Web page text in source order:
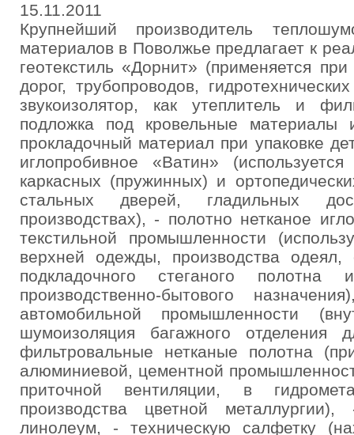
15.11.2011
Крупнейший производитель
материалов в Поволжье предлагает к
геотекстиль «Дорнит» (применяется
дорог, трубопроводов,
звукоизолятор, как утеплитель и
подложка под кровельные материалы
прокладочный материал при упаковке
иглопробивное «Ватин»
каркасных (пружинных) и
стальных дверей, гладильных
производствах), - полотно нетканое
текстильной промышленности
верхней одежды, производства
подкладочного стеганого
производственно-бытового
автомобильной промышленности
шумоизоляция багажного
фильтровальные нетканые полотна
алюминиевой, цементной
приточной вентиляции, в
производства цветной
линолеум, - техническую салфетку